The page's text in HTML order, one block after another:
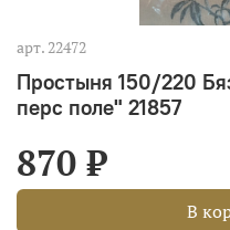
арт. 22472
Простыня 150/220
перс поле" 21857
870 ₽
В